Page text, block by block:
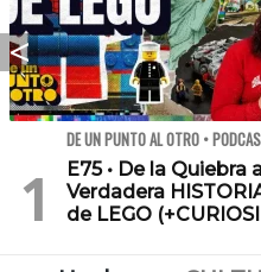
DE UN PUNTO AL OTRO •
E75 • De la Quiebra
Verdadera
de LEGO